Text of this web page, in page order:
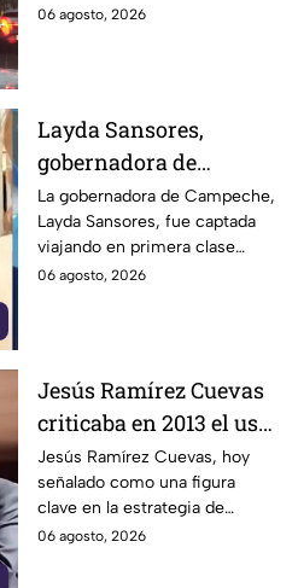
autopista México-Puebla. Aquí
06 agosto, 2026
Layda Sansores,
gobernadora de
Campeche, fue captada
viajando en primera
clase rumbo a Madrid
junto a su hermana,
estatal.
La gobernadora de Campeche,
Layda Sansores, fue captada
viajando en primera clase
rumbo a Madrid junto a su
06 agosto, 2026
Jesús Ramírez Cuevas
criticaba en 2013 el uso
de la publicidad oficial
para censurar a los
medios de
comunicación.
Jesús Ramírez Cuevas, hoy
señalado como una figura
clave en la estrategia de
censura del gobierno, criticaba
06 agosto, 2026